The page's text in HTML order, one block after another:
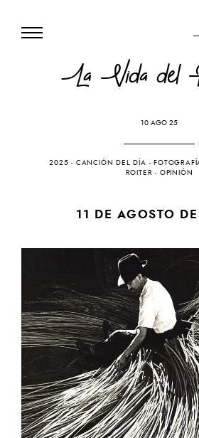
La Vida del
10 AGO 25
2025 - CANCIÓN DEL DÍA -
ROITER - OPINIÓN
11 DE AGOSTO